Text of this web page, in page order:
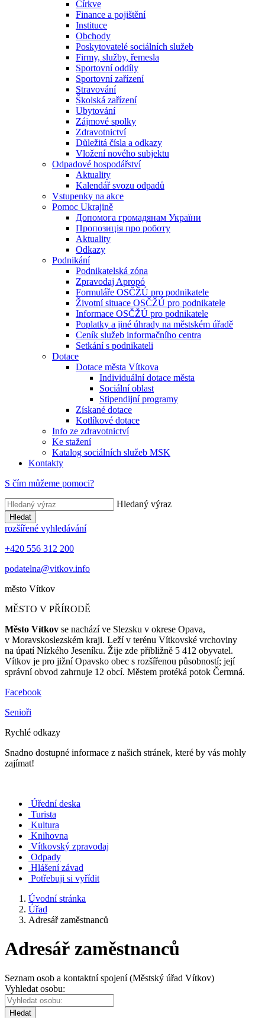
Církve
Finance a pojištění
Instituce
Obchody
Poskytovatelé sociálních služeb
Firmy, služby, řemesla
Sportovní oddíly
Sportovní zařízení
Stravování
Školská zařízení
Ubytování
Zájmové spolky
Zdravotnictví
Důležitá čísla a odkazy
Vložení nového subjektu
Odpadové hospodářství
Aktuality
Kalendář svozu odpadů
Vstupenky na akce
Pomoc Ukrajině
Допомога громадянам України
Пропозиція про роботу
Aktuality
Odkazy
Podnikání
Podnikatelská zóna
Zpravodaj Apropó
Formuláře OSČŽÚ pro podnikatele
Životní situace OSČŽÚ pro podnikatele
Informace OSČŽÚ pro podnikatele
Poplatky a jiné úhrady na městském úřadě
Ceník služeb informačního centra
Setkání s podnikateli
Dotace
Dotace města Vítkova
Individuální dotace města
Sociální oblast
Stipendijní programy
Získané dotace
Kotlíkové dotace
Info ze zdravotnictví
Ke stažení
Katalog sociálních služeb MSK
Kontakty
S čím můžeme pomoci?
Hledaný výraz
Hledat
rozšířené vyhledávání
+420 556 312 200
podatelna@vitkov.info
město Vítkov
MĚSTO V PŘÍRODĚ
Město Vítkov se nachází ve Slezsku v okrese Opava,
v Moravskoslezském kraji. Leží v terénu Vítkovské vrchoviny
na úpatí Nízkého Jeseníku. Žije zde přibližně 5 412 obyvatel.
Vítkov je pro jižní Opavsko obec s rozšířenou působností; její
správní obvod zahrnuje 12 obcí. Městem protéká potok Čermná.
Facebook
Senioři
Rychlé odkazy
Snadno dostupné informace z našich stránek, které by vás mohly
zajímat!
Úřední deska
Turista
Kultura
Knihovna
Vítkovský zpravodaj
Odpady
Hlášení závad
Potřebuji si vyřídit
Úvodní stránka
Úřad
Adresář zaměstnanců
Adresář zaměstnanců
Seznam osob a kontaktní spojení (Městský úřad Vítkov)
Vyhledat osobu:
Hledat